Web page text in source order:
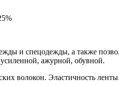
и спецодежды, а также
ажурной, обувной.
волокон. Эластичность